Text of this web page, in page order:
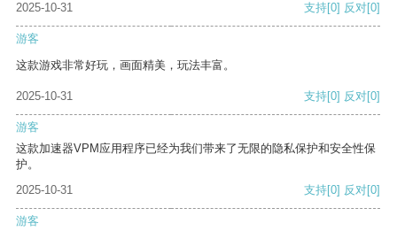
2025-10-31
支持[0] 反对[0]
游客
这款游戏非常好玩，画面精美，玩法丰富。
2025-10-31 支持[0] 反对[0]
游客
这款加速器VPM应用程序已经为我们带来了无限的隐私保护和安全性保
护。
2025-10-31
支持[0] 反对[0]
游客